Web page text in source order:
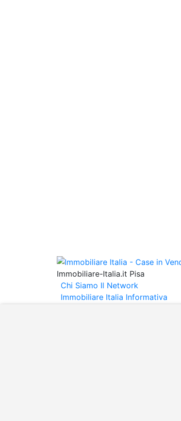
Immobiliare-Italia.it Pisa
Chi Siamo Il Network
Immobiliare Italia Informativa
Gli annunci immobiliari presenti
italia.it quindi non è